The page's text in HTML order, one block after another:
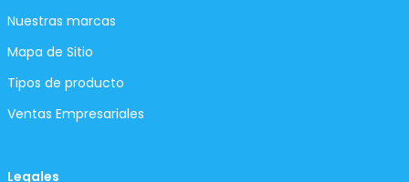
Nuestras marcas
Mapa de Sitio
Tipos de producto
Ventas Empresariales
Legales